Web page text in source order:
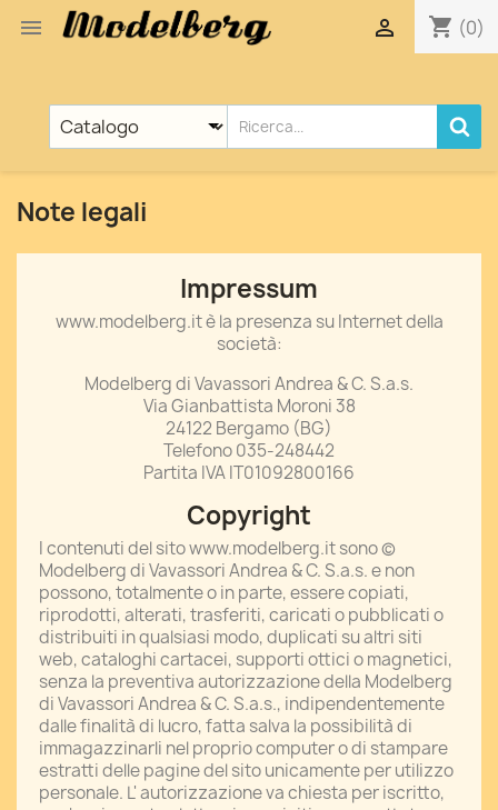
 shopping_cart (0)

Note legali
Impressum
www.modelberg.it è la presenza su Internet della
società:
Modelberg di Vavassori Andrea & C. S.a.s.
Via Gianbattista Moroni 38
24122 Bergamo (BG)
Telefono 035-248442
Partita IVA IT01092800166
Copyright
I contenuti del sito www.modelberg.it sono ©
Modelberg di Vavassori Andrea & C. S.a.s. e non
possono, totalmente o in parte, essere copiati,
riprodotti, alterati, trasferiti, caricati o pubblicati o
distribuiti in qualsiasi modo, duplicati su altri siti
web, cataloghi cartacei, supporti ottici o magnetici,
senza la preventiva autorizzazione della Modelberg
di Vavassori Andrea & C. S.a.s., indipendentemente
dalle finalità di lucro, fatta salva la possibilità di
immagazzinarli nel proprio computer o di stampare
estratti delle pagine del sito unicamente per utilizzo
personale. L' autorizzazione va chiesta per iscritto,